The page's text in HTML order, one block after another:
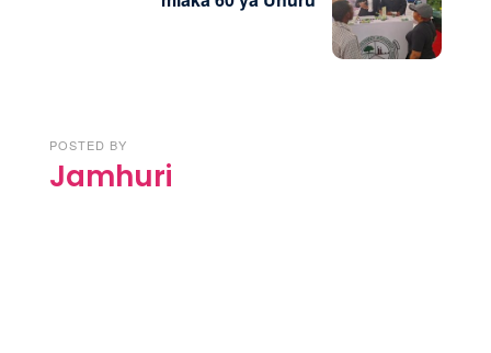
POSTED BY
Jamhuri